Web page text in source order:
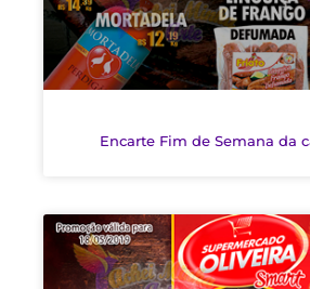
Encarte Fim de Semana da